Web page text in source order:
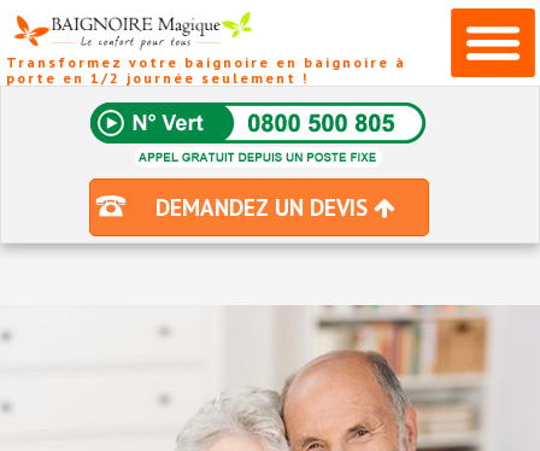
Transformez votre baignoire en baignoire à
porte en 1/2 journée seulement !
DEMANDEZ UN DEVIS